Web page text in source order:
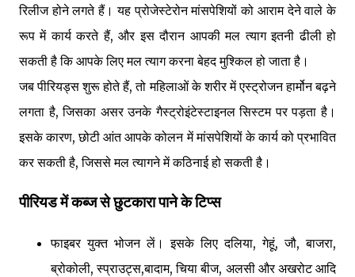
रिलीज होने लगते हैं। यह प्रोजेस्टेरोन मांसपेशियों को आराम देने वाले के
रूप में कार्य करते हैं, और इस दौरान आपकी मल त्याग इतनी ढीली हो
सकती है कि आपके लिए मल त्याग करना बेहद मुश्किल हो जाता है।
जब पीरियड्स शुरू होते हैं, तो महिलाओं के शरीर में एस्ट्रोजन हार्मोन बढ़ने
लगता है, जिसका असर उनके गैस्ट्रोइंटेस्टाइनल सिस्टम पर पड़ता है।
इसके कारण, छोटी आंत आपके कोलन में मांसपेशियों के कार्य को प्रभावित
कर सकती है, जिससे मल त्यागने में कठिनाई हो सकती है।
पीरियड में कब्ज से छुटकारा पाने के टिप्स
फाइबर युक्त भोजन लें। इसके लिए दलिया, गेहूं, जौ, बाजरा,
ब्रोकोली, स्प्राउट्स,बादाम, चिया बीज, अलसी और अखरोट आदि